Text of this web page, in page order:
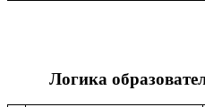
Логика